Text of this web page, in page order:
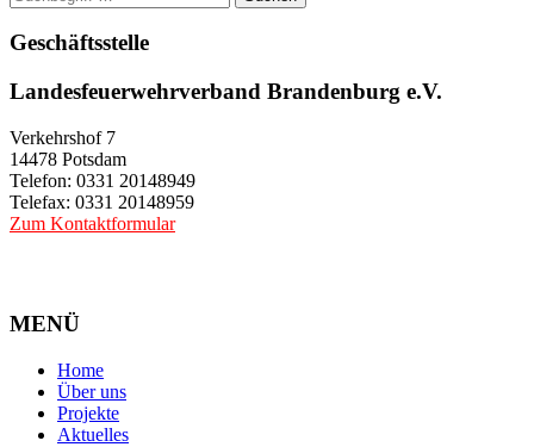
Geschäftsstelle
Landesfeuerwehrverband Brandenburg e.V.
Verkehrshof 7
14478 Potsdam
Telefon: 0331 20148949
Telefax: 0331 20148959
Zum Kontaktformular
MENÜ
Home
Über uns
Projekte
Aktuelles